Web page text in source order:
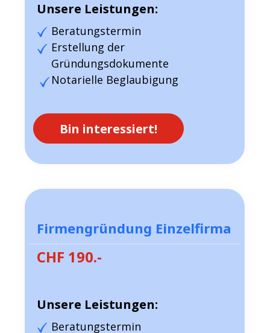
Unsere Leistungen:
Bin interessiert!
Beratungstermin
Erstellung der
Gründungsdokumente
Notarielle Beglaubigung
Firmengründung Einzelfirma
CHF 190.-
Unsere Leistungen:
Beratungstermin